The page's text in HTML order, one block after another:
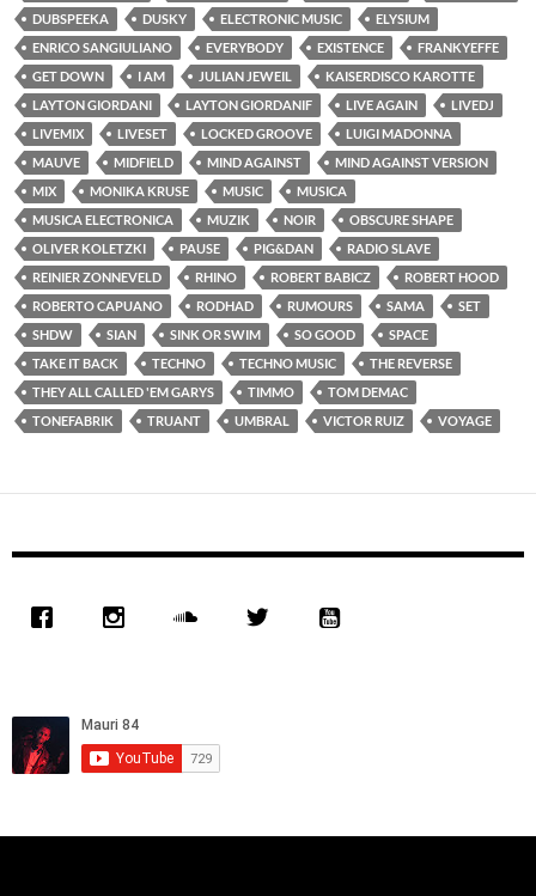
DUBSPEEKA
DUSKY ELECTRONIC MUSIC
ELYSIUM
ENRICO SANGIULIANO
EVERYBODY EXISTENCE
FRANKYEFFE
GET DOWN
I AM JULIAN JEWEIL
KAISERDISCO KAROTTE
LAYTON GIORDANI
LAYTON GIORDANIF LIVE AGAIN
LIVEDJ
LIVEMIX
LIVESET LOCKED GROOVE
LUIGI MADONNA
MAUVE
MIDFIELD MIND AGAINST
MIND AGAINST VERSION
MIX
MONIKA KRUSE MUSIC
MUSICA
MUSICA ELECTRONICA
MUZIK NOIR
OBSCURE SHAPE
OLIVER KOLETZKI
PAUSE PIG&DAN
RADIO SLAVE
REINIER ZONNEVELD
RHINO ROBERT BABICZ
ROBERT HOOD
ROBERTO CAPUANO
RODHAD RUMOURS SAMA
SET
SHDW
SIAN SINK OR SWIM SO GOOD
SPACE
TAKE IT BACK
TECHNO TECHNO MUSIC
THE REVERSE
THEY ALL CALLED 'EM GARYS
TIMMO
TOM DEMAC
TONEFABRIK
TRUANT UMBRAL VICTOR RUIZ VOYAGE